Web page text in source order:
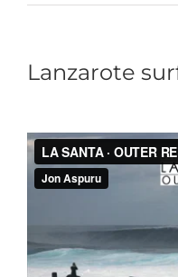
Lanzarote